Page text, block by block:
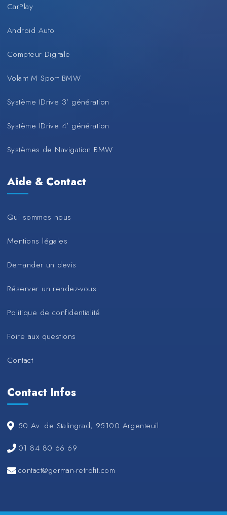
CarPlay
Android Auto
Compteur Digitale
Volant M Sport BMW
Système IDrive 3’ génération
Système IDrive 4’ génération
Systèmes de Navigation BMW
Aide & Contact
Qui sommes nous
Mentions légales
Demander un devis
Réserver un rendez-vous
Politique de confidentialité
Foire aux questions
Contact
Contact Infos
50 Av. de Stalingrad, 95100 Argenteuil
01 84 80 66 69
contact@german-retrofit.com